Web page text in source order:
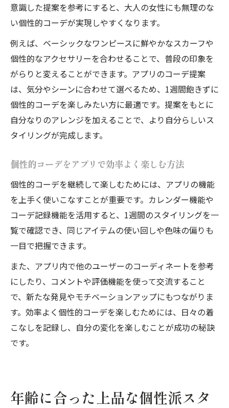
意識した提案を参考にすると、大人の女性にも無理のな
い個性的コーデが実現しやすくなります。
例えば、ベーシックなワンピースに鮮やかなスカーフや
個性的なアクセサリーを合わせることで、普段の印象を
がらりと変えることができます。アプリのコーデ提案
は、気分やシーンに合わせて選べるため、1週間飽きずに
個性的コーデを楽しみたい方に最適です。提案をもとに
自分なりのアレンジを加えることで、より自分らしいス
タイリングが完成します。
個性的コーデをアプリで効率よく楽しむ方法
個性的コーデを継続して楽しむためには、アプリの機能
を上手く使いこなすことが重要です。カレンダー機能や
コーデ記録機能を活用すると、1週間のスタイリングを一
覧で確認でき、同じアイテムの使い回しや色味の偏りも
一目で把握できます。
また、アプリ内で他のユーザーのコーディネートを参考
にしたり、コメントや評価機能を使って交流すること
で、新たな発見やモチベーションアップにもつながりま
す。効率よく個性的コーデを楽しむためには、日々の着
こなしを記録し、自分の変化を楽しむことが成功の秘訣
です。
年齢に合った上品な個性派スタ